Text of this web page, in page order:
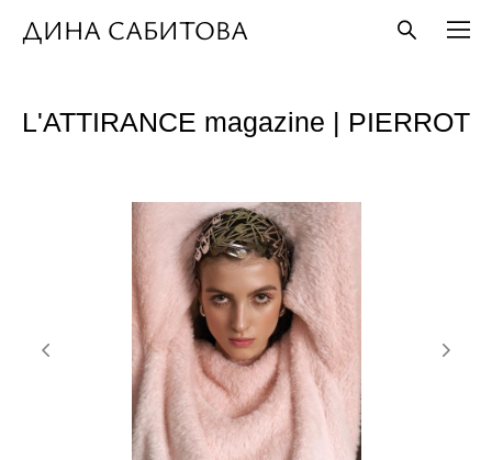
ДИНА САБИТОВА
L'ATTIRANCE magazine | PIERROT